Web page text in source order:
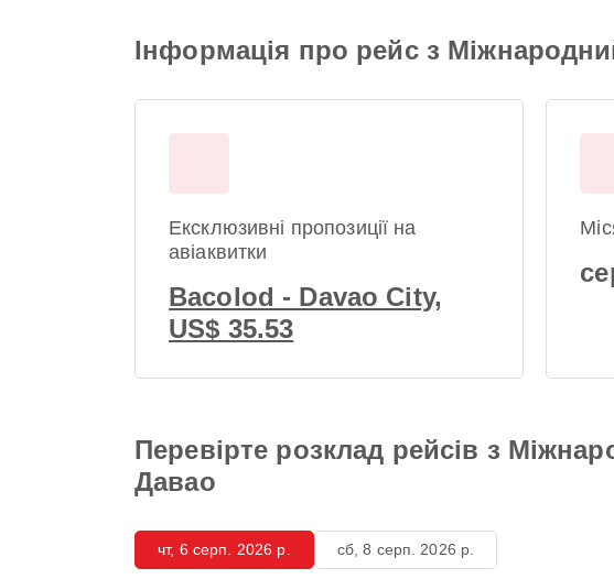
Інформація про рейс з
Ексклюзивні пропозиції на
авіаквитки
Bacolod - Davao City,
US$ 35.53
Перевірте розклад рейсів з
Давао
чт, 6 серп. 2026 р. сб, 8 серп. 2026 р.